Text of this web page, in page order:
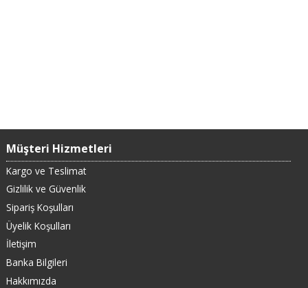
Müşteri Hizmetleri
Kargo ve Teslimat
Gizlilik ve Güvenlik
Sipariş Koşulları
Üyelik Koşulları
İletişim
Banka Bilgileri
Hakkımızda